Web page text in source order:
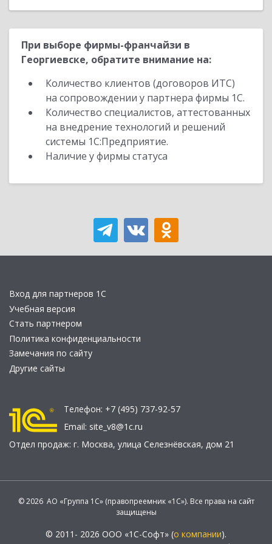
При выборе фирмы-франчайзи в
Георгиевске, обратите внимание на:
Количество клиентов (договоров ИТС)
на сопровождении у партнера фирмы 1С.
Количество специалистов, аттестованных
на внедрение технологий и решений
системы 1С:Предприятие.
Наличие у фирмы статуса
Вход для партнеров 1С
Учебная версия
Стать партнером
Политика конфиденциальности
Замечания по сайту
Другие сайты
Телефон: +7 (495) 737-92-57
Email: site_v8@1c.ru
Отдел продаж: г. Москва, улица Селезнёвская, дом 21
© 2026 АО «Группа 1С» (правопреемник «1С»). Все права на сайт
защищены
© 2011- 2026 ООО «1С-Софт» (о компании).